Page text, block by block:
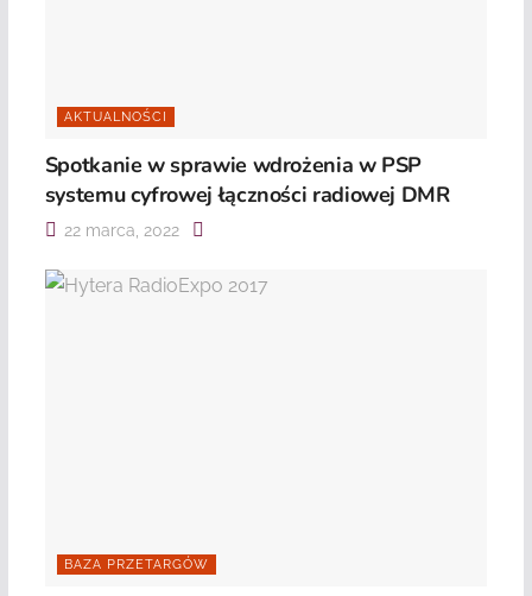
AKTUALNOŚCI
Spotkanie w sprawie wdrożenia w PSP
systemu cyfrowej łączności radiowej DMR
22 marca, 2022
BAZA PRZETARGÓW